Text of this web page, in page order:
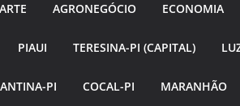
AGRONEGÓCIO ECONOMIA
PIAUI TERESINA-PI (CAPITAL)
PI COCAL-PI MARANHÃO